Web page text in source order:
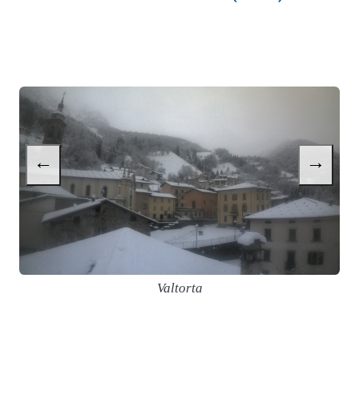
Valtorta
← →